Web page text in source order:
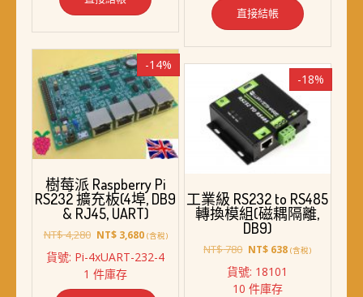
直接結帳
-14%
樹莓派 Raspberry Pi
RS232 擴充板(4埠, DB9
& RJ45, UART)
NT$4,280 原
價
格：
NT$ 4,280。
NT$3,680目
價
NT$ 3,680。
(含稅)
貨號: Pi-4xUART-232-4
1 件庫存
-18%
工業級 RS232 to RS485
轉換模組(磁耦隔離,
DB9)
NT$780 原
價
格：
NT$ 638目(含稅)
貨號: 18101
10 件庫存